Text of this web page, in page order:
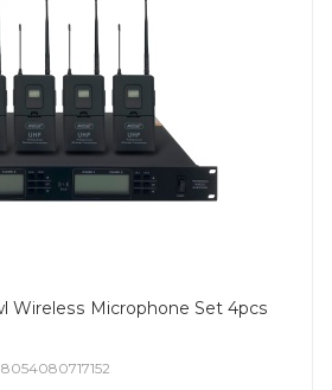
Wireless Microphone Set 4pcs